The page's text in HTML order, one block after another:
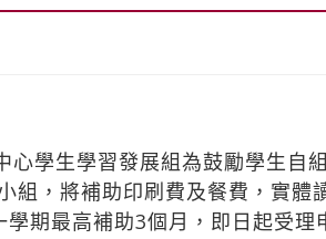
心學生學習發展組為鼓勵學生自
，將補助印刷費及餐費，實體
期最高補助3個月，即日起受理